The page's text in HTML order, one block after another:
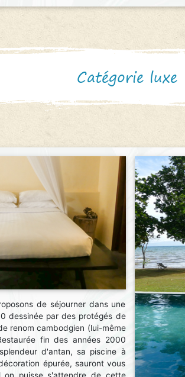
Catégorie luxe
de séjourner dans une
dessinée par des protégés de
renom cambodgien (lui-même
fin des années 2000
d'antan, sa piscine à
épurée, sauront vous